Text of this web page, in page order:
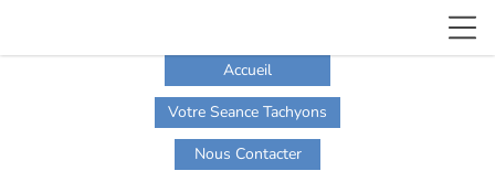
Accueil
Votre Seance Tachyons
Nous Contacter